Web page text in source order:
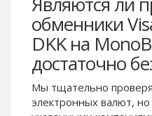
обменники
DKK на
достаточно
Мы тщательно
электронных валют,
AliPay CNY
UnionPay CNY
Paymer USD
Paymer RUB
Paymer UAH